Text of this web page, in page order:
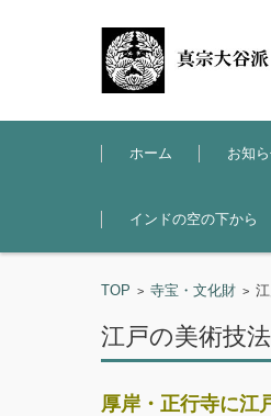
コンテンツに移動
ホーム
お知
インドの空の下から
TOP > 寺宝・文化財 >
江戸の美術技
厚岸・正行寺に